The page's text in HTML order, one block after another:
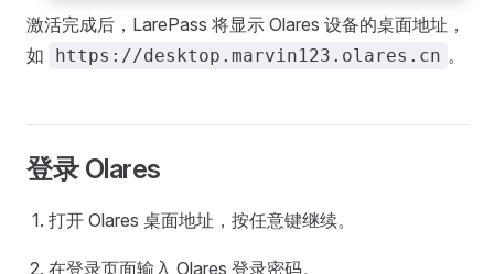
激活完成后，LarePass 将显示 Olares 设备的桌面地址，
如
https://desktop.marvin123.olares.cn 。
登录 Olares
打开 Olares 桌面地址，按任意键继续。
在登录页面输入 Olares 登录密码。